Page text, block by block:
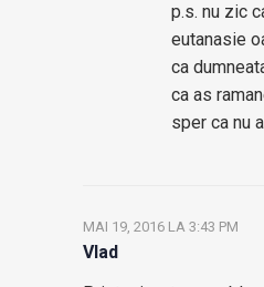
p.s. nu zic
eutanasie
ca
ca as
sper ca nu
Vlad
MAI 19, 2016 LA 3:43 PM